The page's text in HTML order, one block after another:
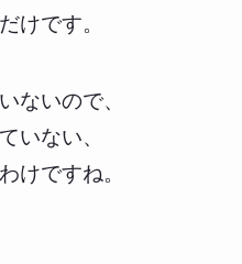
けです。
ないので、
いない、
けですね。